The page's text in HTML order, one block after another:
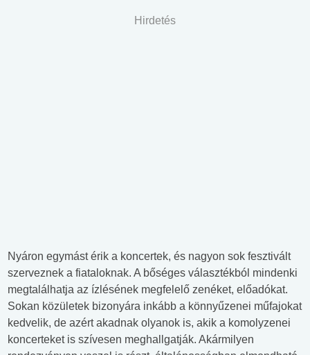
Hirdetés
Nyáron egymást érik a koncertek, és nagyon sok fesztivált
szerveznek a fiataloknak. A bőséges választékból mindenki
megtalálhatja az ízlésének megfelelő zenéket, előadókat.
Sokan közületek bizonyára inkább a könnyűzenei műfajokat
kedvelik, de azért akadnak olyanok is, akik a komolyzenei
koncerteket is szívesen meghallgatják. Akármilyen